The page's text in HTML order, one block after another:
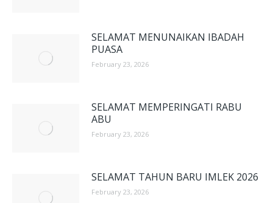
SELAMAT MENUNAIKAN IBADAH
PUASA
February 23, 2026
SELAMAT MEMPERINGATI RABU
ABU
February 23, 2026
SELAMAT TAHUN BARU IMLEK 2026
February 23, 2026